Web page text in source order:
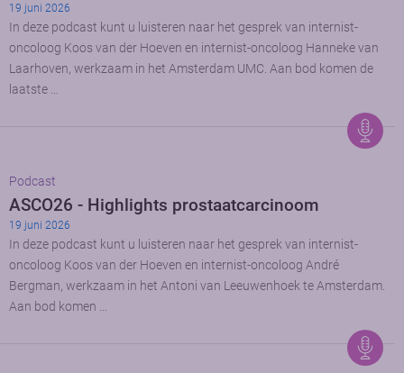
19 juni 2026
In deze podcast kunt u luisteren naar het gesprek van internist-
oncoloog Koos van der Hoeven en internist-oncoloog Hanneke van
Laarhoven, werkzaam in het Amsterdam UMC. Aan bod komen de
laatste …
Podcast
ASCO26 - Highlights prostaatcarcinoom
19 juni 2026
In deze podcast kunt u luisteren naar het gesprek van internist-
oncoloog Koos van der Hoeven en internist-oncoloog André
Bergman, werkzaam in het Antoni van Leeuwenhoek te Amsterdam.
Aan bod komen …